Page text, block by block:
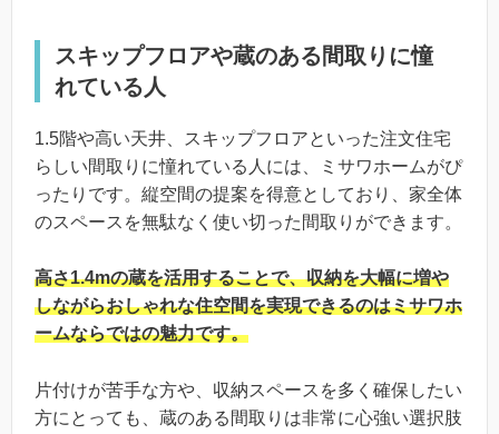
スキップフロアや蔵のある間取りに憧
れている人
1.5階や高い天井、スキップフロアといった注文住宅
らしい間取りに憧れている人には、ミサワホームがぴ
ったりです。縦空間の提案を得意としており、家全体
のスペースを無駄なく使い切った間取りができます。
高さ1.4mの蔵を活用することで、収納を大幅に増や
しながらおしゃれな住空間を実現できるのはミサワホ
ームならではの魅力です。
片付けが苦手な方や、収納スペースを多く確保したい
方にとっても、蔵のある間取りは非常に心強い選択肢